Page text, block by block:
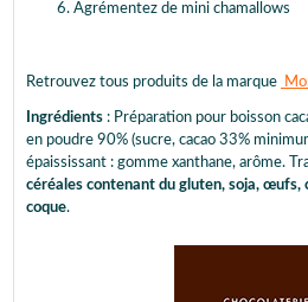
Agrémentez de mini chamallows
Retrouvez tous produits de la marque
Ingrédients : Préparation pour boisson
en poudre 90% (sucre, cacao 33%
épaississant : gomme xanthane, arôme.
céréales contenant du gluten, soja,
coque.